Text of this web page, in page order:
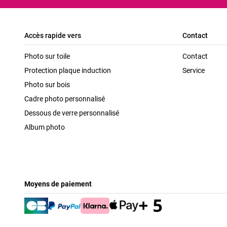
Accès rapide vers
Photo sur toile
Protection plaque induction
Photo sur bois
Cadre photo personnalisé
Dessous de verre personnalisé
Album photo
Contact
Contact
Service
Moyens de paiement